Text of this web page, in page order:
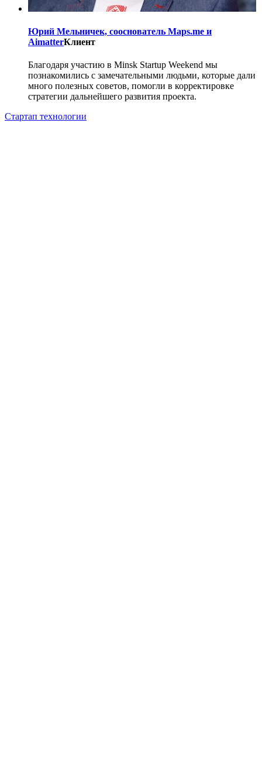
Юрий Мельничек, cооснователь Maps.me и
AimatterКлиент
Благодаря участию в Minsk Startup Weekend мы
познакомились с замечательными людьми, которые дали
много полезных советов, помогли в корректировке
стратегии дальнейшего развития проекта.
Стартап технологии